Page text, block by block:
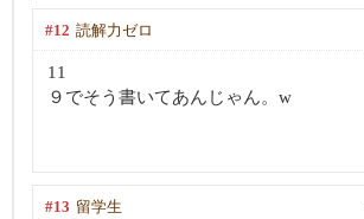
#12 読解力ゼロ
11
９でそう書いてあんじゃん。w
#13 留学生